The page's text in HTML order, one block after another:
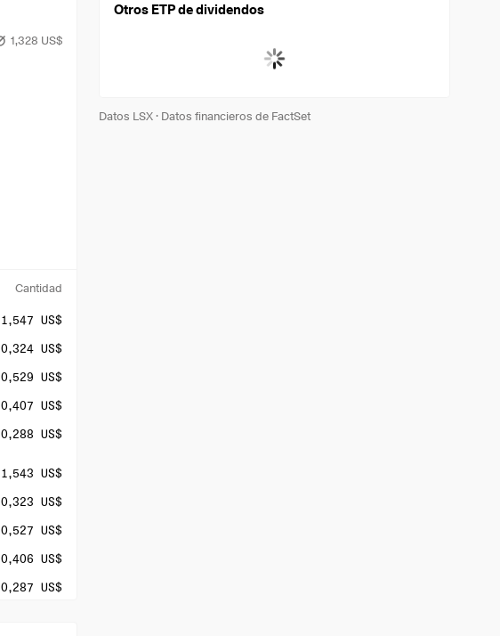
1,328 US$
Cantidad
1,547 US$
0,324 US$
0,529 US$
0,407 US$
0,288 US$
1,543 US$
0,323 US$
0,527 US$
0,406 US$
0,287 US$
Otros ETP de dividendos
Datos LSX· Datos financieros de FactSet